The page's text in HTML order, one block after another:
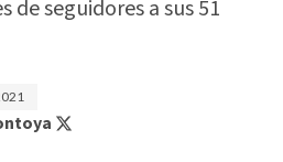
de seguidores a sus 51